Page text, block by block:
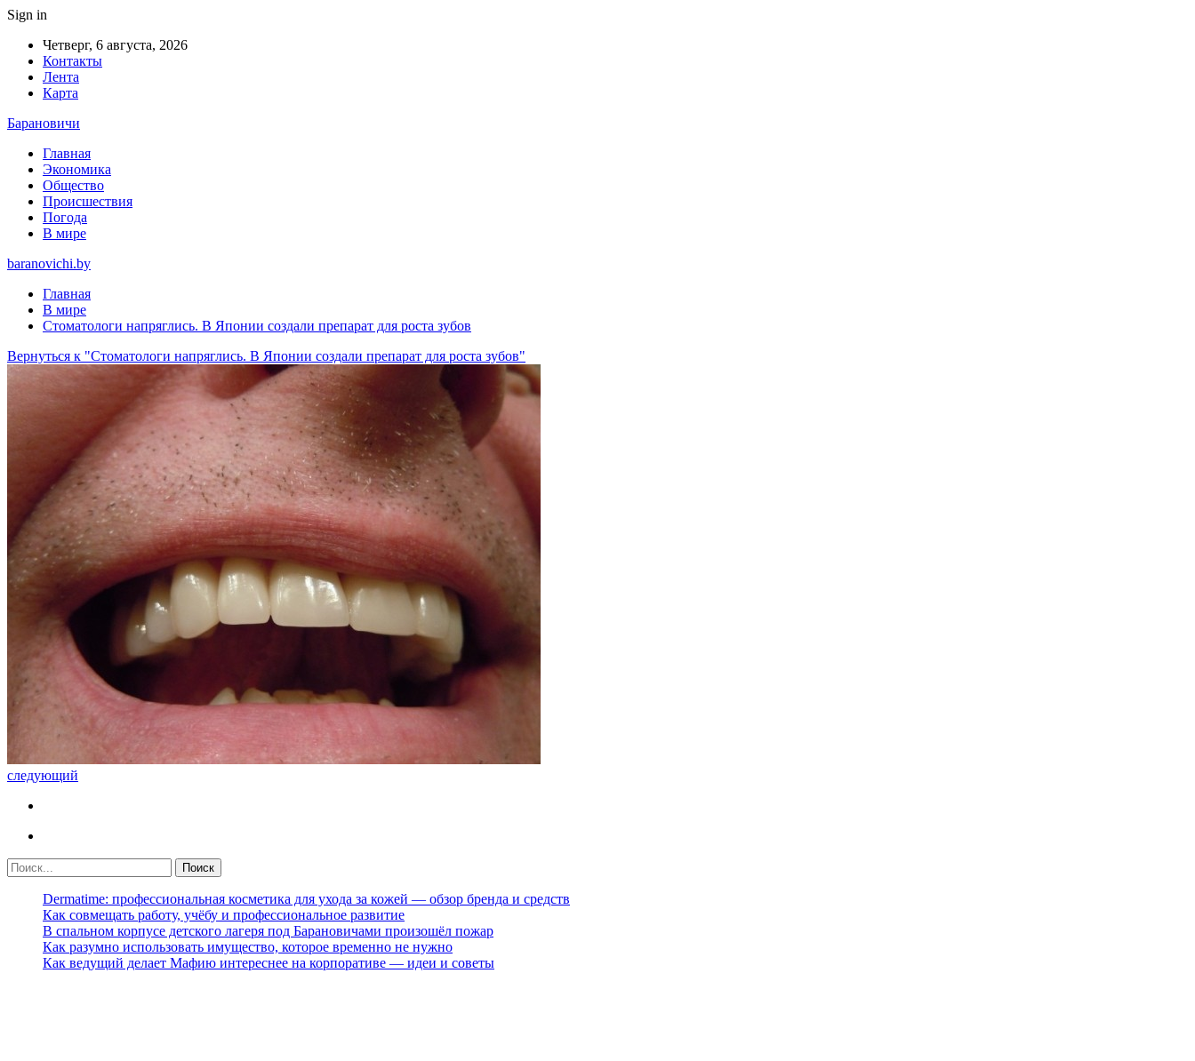
Sign in
Четверг, 6 августа, 2026
Контакты
Лента
Карта
Барановичи
Главная
Экономика
Общество
Происшествия
Погода
В мире
baranovichi.by
Главная
В мире
Стоматологи напряглись. В Японии создали препарат для роста зубов
Вернуться к "Стоматологи напряглись. В Японии создали препарат для роста зубов"
следующий
Dermatime: профессиональная косметика для ухода за кожей — обзор бренда и средств
Как совмещать работу, учёбу и профессиональное развитие
В спальном корпусе детского лагеря под Барановичами произошёл пожар
Как разумно использовать имущество, которое временно не нужно
Как ведущий делает Мафию интереснее на корпоративе — идеи и советы